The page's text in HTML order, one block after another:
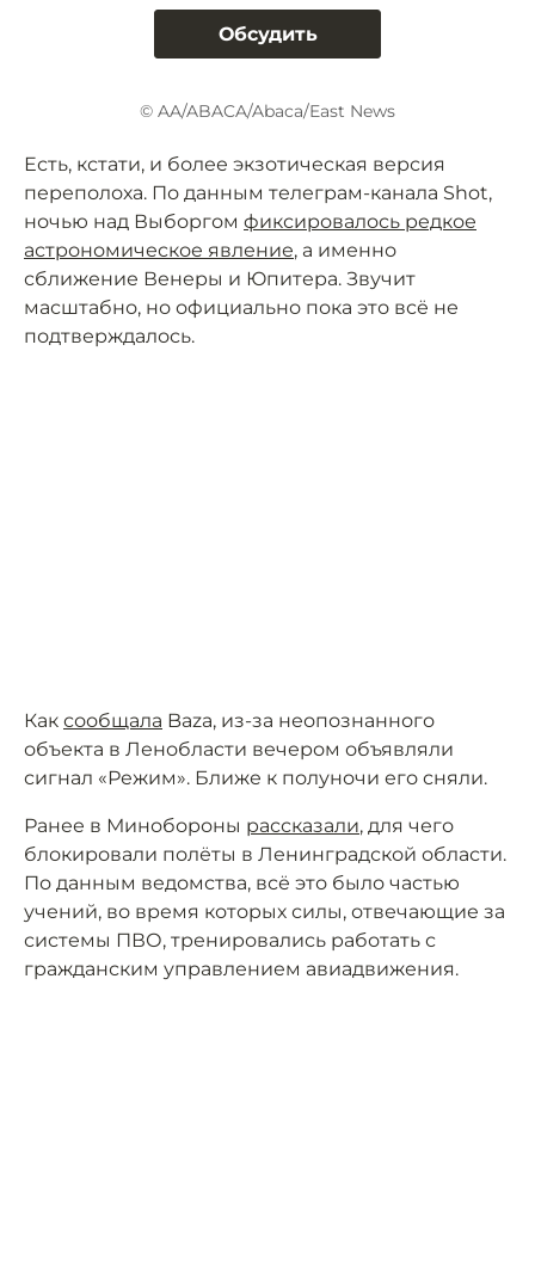
Обсудить
© AA/ABACA/Abaca/East News
Есть, кстати, и более экзотическая версия
переполоха. По данным телеграм-канала Shot,
ночью над Выборгом фиксировалось редкое
астрономическое явление, а именно
сближение Венеры и Юпитера. Звучит
масштабно, но официально пока это всё не
подтверждалось.
Как сообщала Baza, из-за неопознанного
объекта в Ленобласти вечером объявляли
сигнал «Режим». Ближе к полуночи его сняли.
Ранее в Минобороны рассказали, для чего
блокировали полёты в Ленинградской области.
По данным ведомства, всё это было частью
учений, во время которых силы, отвечающие за
системы ПВО, тренировались работать с
гражданским управлением авиадвижения.